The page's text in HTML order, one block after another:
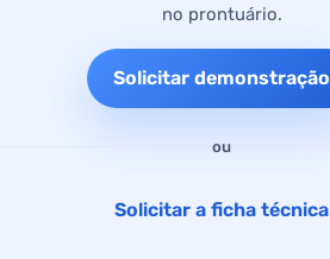
no prontuário.
Solicitar demonstração
ou
Solicitar a ficha técnica